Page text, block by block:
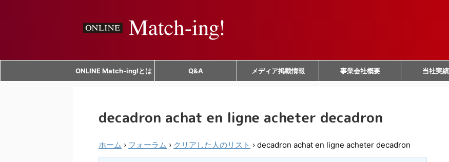
ONLINE Match-ing!とは Q&A メディア掲載情報 事業会社概要 当社実
decadron achat en ligne acheter decadron
ホーム › フォーラム › クリアした人のリスト › decadron achat en ligne acheter decadron